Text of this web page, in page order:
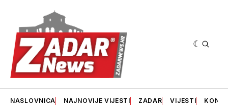
NASLOVNICA NAJNOVIJE VIJESTI ZADAR VIJESTI